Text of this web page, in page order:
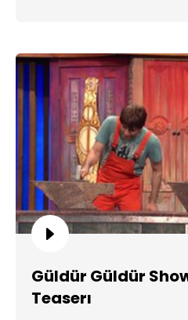
Güldür Güldür
Teaserı